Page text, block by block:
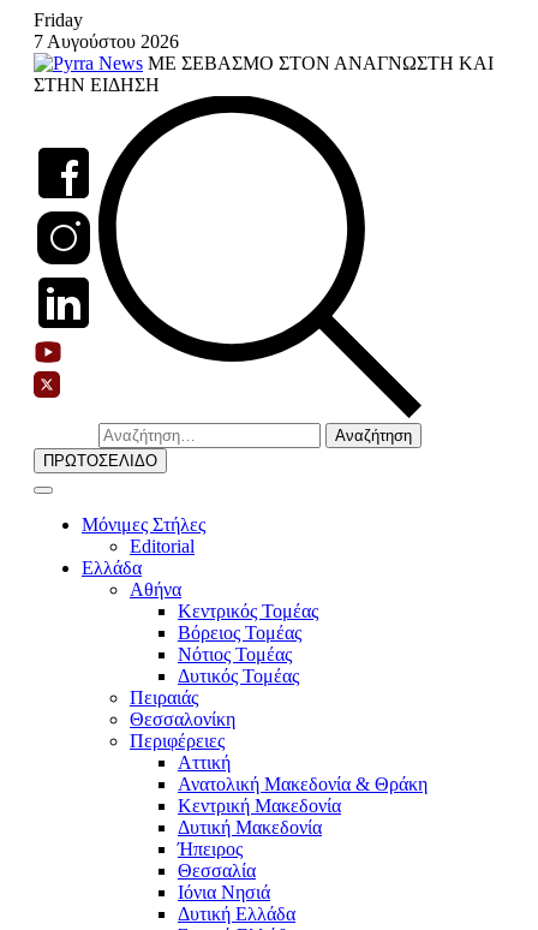
Skip
content
Friday
7 Αυγούστου 2026
ΜΕ ΣΕΒΑΣΜΟ ΣΤΟΝ ΑΝΑΓΝΩΣΤΗ ΚΑΙ
ΣΤΗΝ ΕΙΔΗΣΗ
Αναζήτηση
για:
ΠΡΩΤΟΣΕΛΙΔΟ
Μόνιμες Στήλες
Editorial
Ελλάδα
Αθήνα
Κεντρικός Τομέας
Βόρειος Τομέας
Νότιος Τομέας
Δυτικός Τομέας
Πειραιάς
Θεσσαλονίκη
Περιφέρειες
Αττική
Ανατολική Μακεδονία & Θράκη
Κεντρική Μακεδονία
Δυτική Μακεδονία
Ήπειρος
Θεσσαλία
Ιόνια Νησιά
Δυτική Ελλάδα